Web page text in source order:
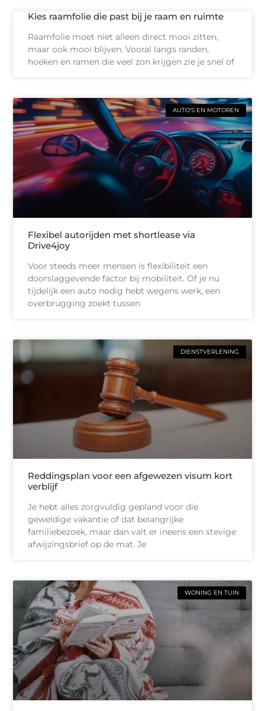
Kies raamfolie die past bij je raam en ruimte
Raamfolie moet niet alleen direct mooi zitten,
maar ook mooi blijven. Vooral langs randen,
hoeken en ramen die veel zon krijgen zie je snel of
AUTO'S EN MOTOREN
Flexibel autorijden met shortlease via
Drive4joy
Voor steeds meer mensen is flexibiliteit een
doorslaggevende factor bij mobiliteit. Of je nu
tijdelijk een auto nodig hebt wegens werk, een
overbrugging zoekt tussen
DIENSTVERLENING
Reddingsplan voor een afgewezen visum kort
verblijf
Je hebt alles zorgvuldig gepland voor die
geweldige vakantie of dat belangrijke
familiebezoek, maar dan valt er ineens een stevige
afwijzingsbrief op de mat. Je
WONING EN TUIN